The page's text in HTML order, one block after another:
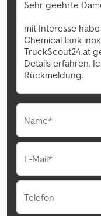
Name*
E-Mail*
Telefon